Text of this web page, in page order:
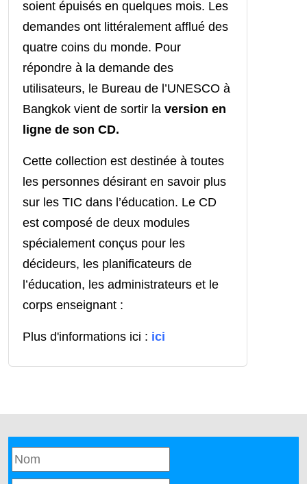
soient épuisés en quelques mois. Les
demandes ont littéralement afflué des
quatre coins du monde. Pour
répondre à la demande des
utilisateurs, le Bureau de l’UNESCO à
Bangkok vient de sortir la version en
ligne de son CD.
Cette collection est destinée à toutes
les personnes désirant en savoir plus
sur les TIC dans l’éducation. Le CD
est composé de deux modules
spécialement conçus pour les
décideurs, les planificateurs de
l’éducation, les administrateurs et le
corps enseignant :
Plus d'informations ici : ici